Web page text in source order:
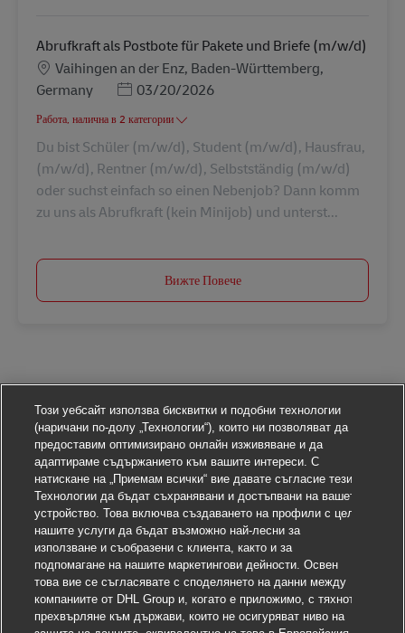
Abrufkraft als Postbote für Pakete und Briefe (m/w/d)
Местоположение
Vaihingen an der Enz, Baden-Württemberg,
Germany
Posted Date
03/20/2026
Работа, налична в 2 категории
Du bist Schüler (m/w/d), Student (m/w/d), Hausfrau,
(m/w/d), Rentner (m/w/d), Selbstständig (m/w/d)
oder suchst einfach so einen Nebenjob? Dann komm
zu uns als Abrufkraft (kein Minijob) und unterst...
Вижте Повече
Този уебсайт използва бисквитки и подобни технологии
(наричани по-долу „Технологии“), които ни позволяват да
предоставим оптимизирано онлайн изживяване и да
адаптираме съдържанието към вашите интереси. С
натискане на „Приемам всички“ вие давате съгласие тези
Технологии да бъдат съхранявани и достъпвани на вашето
устройство. Това включва създаването на профили с цел
нашите услуги да бъдат възможно най-лесни за
използване и съобразени с клиента, както и за
подпомагане на нашите маркетингови дейности. Освен
това вие се съгласявате с споделянето на данни между
компаниите от DHL Group и, когато е приложимо, с тяхното
прехвърляне към държави, които не осигуряват ниво на